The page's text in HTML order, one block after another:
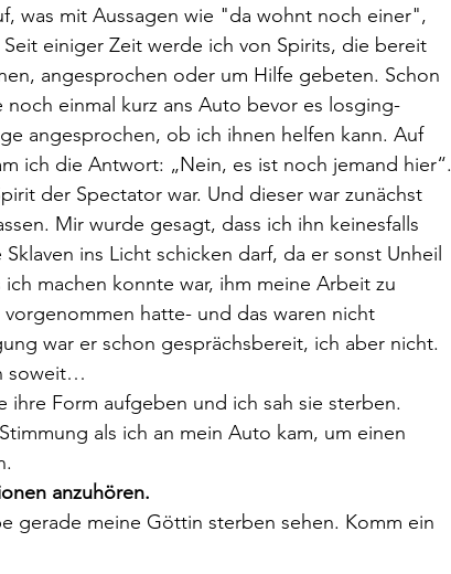
was mit Aussagen wie "da wohnt noch einer",
einiger Zeit werde ich von Spirits, die bereit
angesprochen oder um Hilfe gebeten. Schon
einmal kurz ans Auto bevor es losging-
angesprochen, ob ich ihnen helfen kann. Auf
ich die Antwort: „Nein, es ist noch jemand hier“.
der Spectator war. Und dieser war zunächst
Mir wurde gesagt, dass ich ihn keinesfalls
ins Licht schicken darf, da er sonst Unheil
machen konnte war, ihm meine Arbeit zu
hatte- und das waren nicht
war er schon gesprächsbereit, ich aber nicht.
soweit…
Form aufgeben und ich sah sie sterben.
als ich an mein Auto kam, um einen
anzuhören.
gerade meine Göttin sterben sehen. Komm ein